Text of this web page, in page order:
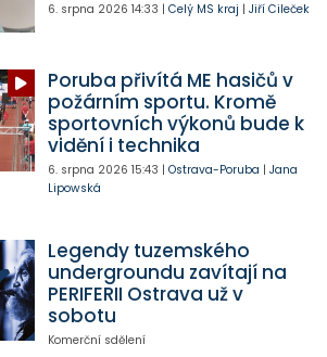
6. srpna 2026 14:33 | Celý MS kraj | Jiří Cileček
Poruba přivítá ME hasičů v
požárním sportu. Kromě
sportovních výkonů bude k
vidění i technika
6. srpna 2026 15:43 | Ostrava-Poruba | Jana
Lipowská
Legendy tuzemského
undergroundu zavítají na
PERIFERII Ostrava už v
sobotu
Komerční sdělení